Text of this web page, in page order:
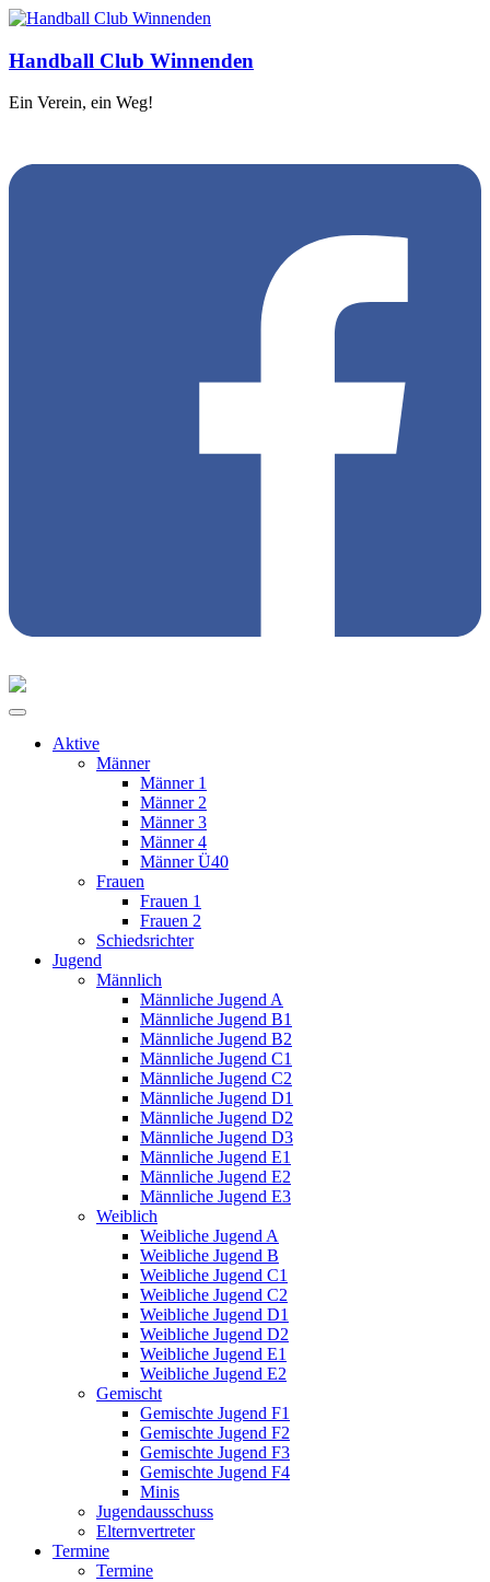
Handball Club Winnenden
Ein Verein, ein Weg!
Aktive
Männer
Männer 1
Männer 2
Männer 3
Männer 4
Männer Ü40
Frauen
Frauen 1
Frauen 2
Schiedsrichter
Jugend
Männlich
Männliche Jugend A
Männliche Jugend B1
Männliche Jugend B2
Männliche Jugend C1
Männliche Jugend C2
Männliche Jugend D1
Männliche Jugend D2
Männliche Jugend D3
Männliche Jugend E1
Männliche Jugend E2
Männliche Jugend E3
Weiblich
Weibliche Jugend A
Weibliche Jugend B
Weibliche Jugend C1
Weibliche Jugend C2
Weibliche Jugend D1
Weibliche Jugend D2
Weibliche Jugend E1
Weibliche Jugend E2
Gemischt
Gemischte Jugend F1
Gemischte Jugend F2
Gemischte Jugend F3
Gemischte Jugend F4
Minis
Jugendausschuss
Elternvertreter
Termine
Termine